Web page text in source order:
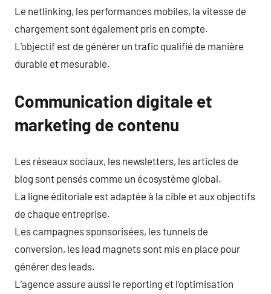
Le netlinking, les performances mobiles, la vitesse de
chargement sont également pris en compte.
L’objectif est de générer un trafic qualifié de manière
durable et mesurable.
Communication digitale et
marketing de contenu
Les réseaux sociaux, les newsletters, les articles de
blog sont pensés comme un écosystème global.
La ligne éditoriale est adaptée à la cible et aux objectifs
de chaque entreprise.
Les campagnes sponsorisées, les tunnels de
conversion, les lead magnets sont mis en place pour
générer des leads.
L’agence assure aussi le reporting et l’optimisation